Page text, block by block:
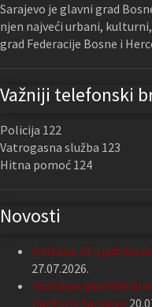
Sarajevo je glavni grad
njen najveći urbani,
grad Federacije Bosne i
Važniji telefonski
Policija 122
Vatrogasna služba 123
Hitna pomoć 124
Novosti
Održana 13. sjednica
27.07.2026.
Nastavak podrške
Kantona Sarajevo